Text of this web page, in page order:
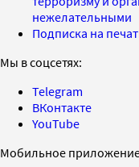
нежелательными
Подписка на
Мы в соцсетях:
Telegram
ВКонтакте
YouTube
Мобильное